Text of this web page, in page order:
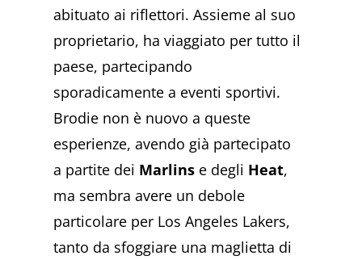
abituato ai riflettori. Assieme al suo
proprietario, ha viaggiato per tutto il
paese, partecipando
sporadicamente a eventi sportivi.
Brodie non è nuovo a queste
esperienze, avendo già partecipato
a partite dei Marlins e degli Heat,
ma sembra avere un debole
particolare per Los Angeles Lakers,
tanto da sfoggiare una maglietta di